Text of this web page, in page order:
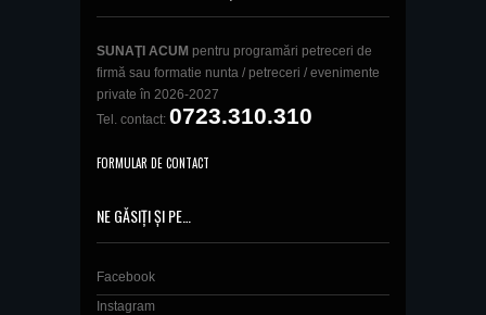
SUNAŢI ACUM pentru programări petreceri de
firmă sau formatie nunta / petreceri / evenimente
private în 2026-2027
Tel. contact: 0723.310.310
FORMULAR DE CONTACT
NE GĂSIȚI ȘI PE…
Facebook
Instagram